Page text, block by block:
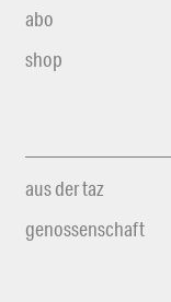
abo
shop
aus der taz
genossenschaft